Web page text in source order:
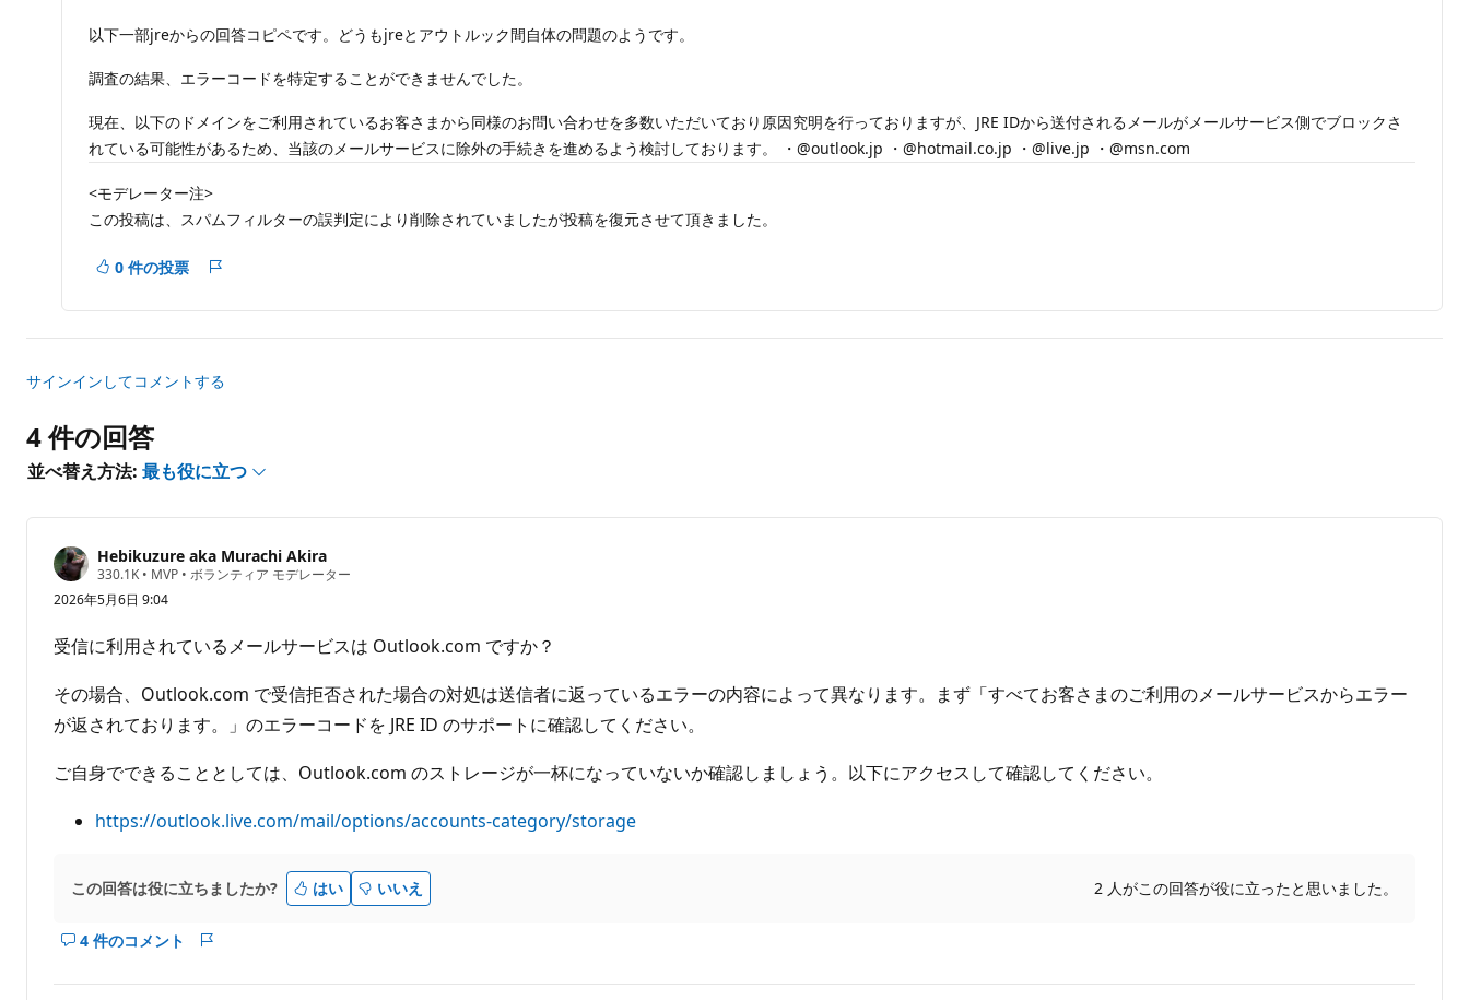
以下一部jreからの回答コピペです。どうもjreとアウトルック間自体の問題のようです。
調査の結果、エラーコードを特定することができませんでした。
現在、以下のドメインをご利用されているお客さまから同様のお問い合わせを多数いただいており原因究明を行っておりますが、JRE IDから送付されるメールがメールサービス側でブロックさ
れている可能性があるため、当該のメールサービスに除外の手続きを進めるよう検討しております。 ・@outlook.jp ・@hotmail.co.jp ・@live.jp ・@msn.com
<モデレーター注>
この投稿は、スパムフィルターの誤判定により削除されていましたが投稿を復元させて頂きました。
0 件の投票
ト
サインインしてコメントする
4 件の回答
並べ替え方法: 最も役に立つ
Hebikuzure aka Murachi Akira
330.1K 評
の
イ
ン
• MVP • ボランティア モデレーター
2026年5月6日 9:04
受信に利用されているメールサービスは Outlook.com ですか？
その場合、Outlook.com で受信拒否された場合の対処は送信者に返っているエラーの内容によって異なります。まず「すべてお客さまのご利用のメールサービスからエラー
が返されております。」のエラーコードを JRE ID のサポートに確認してください。
ご自身でできることとしては、Outlook.com のストレージが一杯になっていないか確認しましょう。以下にアクセスして確認してください。
https://outlook.live.com/mail/options/accounts-category/storage
この回答は役に立ちましたか? はい いいえ 2 人がこの回答が役に立ったと思いました。
4 件のコメント
こ